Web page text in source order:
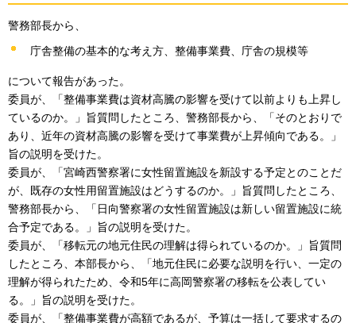
警務部長から、
庁舎整備の基本的な考え方、整備事業費、庁舎の規模等
について報告があった。
委員が、「整備事業費は資材高騰の影響を受けて以前よりも上昇し
ているのか。」旨質問したところ、警務部長から、「そのとおりで
あり、近年の資材高騰の影響を受けて事業費が上昇傾向である。」
旨の説明を受けた。
委員が、「宮崎西警察署に女性留置施設を新設する予定とのことだ
が、既存の女性用留置施設はどうするのか。」旨質問したところ、
警務部長から、「日向警察署の女性留置施設は新しい留置施設に統
合予定である。」旨の説明を受けた。
委員が、「移転元の地元住民の理解は得られているのか。」旨質問
したところ、本部長から、「地元住民に必要な説明を行い、一定の
理解が得られたため、令和5年に高岡警察署の移転を公表してい
る。」旨の説明を受けた。
委員が、「整備事業費が高額であるが、予算は一括して要求するの